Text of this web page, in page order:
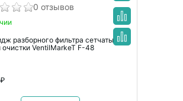
0 отзывов
разборного фильтра сетчатый
очистки VentilMarkeT F-48